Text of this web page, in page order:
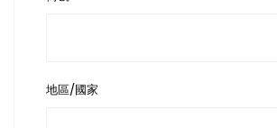
地區/國家